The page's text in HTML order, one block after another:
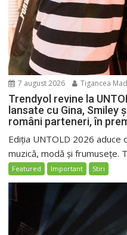
7 august 2026 Tigancea
Trendyol revine la
lansate cu Gina, Smiley
români parteneri, în
Ediția UNTOLD 2026 aduce
muzică, modă și frumusețe.
Featured Important Stiri